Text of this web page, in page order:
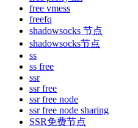
free vmess
freefq
shadowsocks 节点
shadowsocks节点
ss
ss free
ssr
ssr free
ssr free node
ssr free node sharing
SSR免费节点